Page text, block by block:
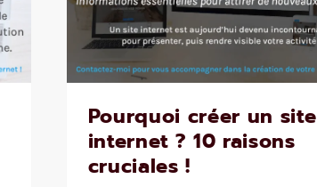
Pourquoi créer un site
internet ? 10 raisons
cruciales !